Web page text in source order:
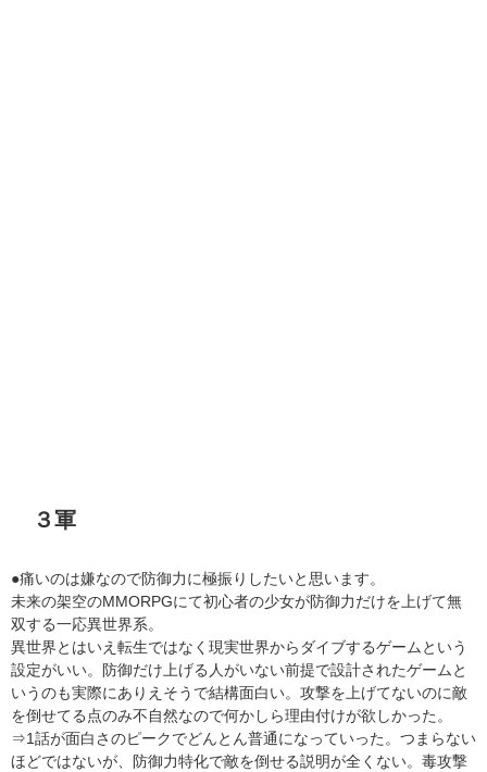
３軍
●痛いのは嫌なので防御力に極振りしたいと思います。
未来の架空のMMORPGにて初心者の少女が防御力だけを上げて無
双する一応異世界系。
異世界とはいえ転生ではなく現実世界からダイブするゲームという
設定がいい。防御だけ上げる人がいない前提で設計されたゲームと
いうのも実際にありえそうで結構面白い。攻撃を上げてないのに敵
を倒せてる点のみ不自然なので何かしら理由付けが欲しかった。
⇒1話が面白さのピークでどんとん普通になっていった。つまらない
ほどではないが、防御力特化で敵を倒せる説明が全くない。毒攻撃